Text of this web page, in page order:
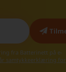
fra Batterinett på e-
samtykkeerklæring for